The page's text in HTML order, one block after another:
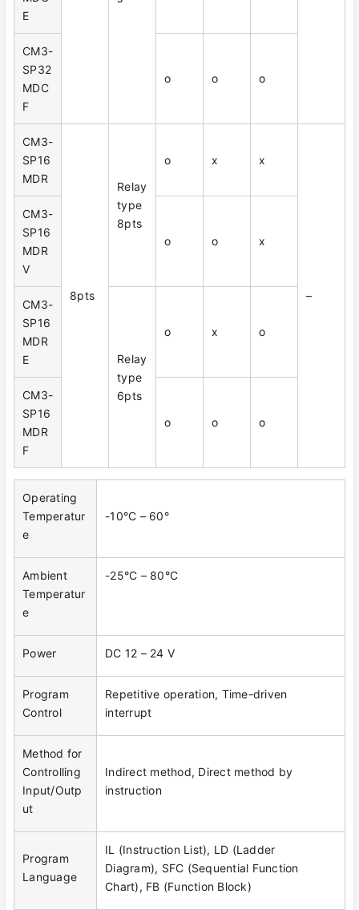
E
CM3-
SP32
MDC
F
o o o
CM3-
SP16
MDR
8pts
Relay
type
8pts
o x x
–
CM3-
SP16
MDR
V
o o x
CM3-
SP16
MDR
E
Relay
type
6pts
o x o
CM3-
SP16
MDR
F
o o o
Operating
Temperatur
e
-10°C – 60°
Ambient
Temperatur
e
-25°C – 80°C
Power DC 12 – 24 V
Program
Control
Repetitive operation, Time-driven
interrupt
Method for
Controlling
Input/Outp
ut
Indirect method, Direct method by
instruction
Program
Language
IL (Instruction List), LD (Ladder
Diagram), SFC (Sequential Function
Chart), FB (Function Block)